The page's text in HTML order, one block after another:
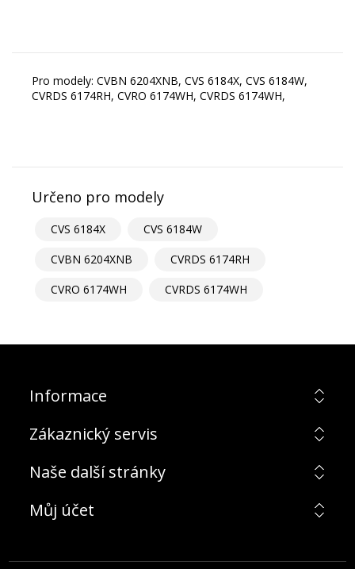
Pro modely: CVBN 6204XNB, CVS 6184X, CVS 6184W,
CVRDS 6174RH, CVRO 6174WH, CVRDS 6174WH,
Určeno pro modely
CVS 6184X
CVS 6184W
CVBN 6204XNB
CVRDS 6174RH
CVRO 6174WH
CVRDS 6174WH
Informace
Zákaznický servis
Naše další stránky
Můj účet